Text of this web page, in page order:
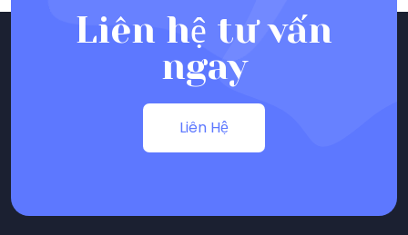
Liên hệ tư vấn
ngay
Liên Hệ